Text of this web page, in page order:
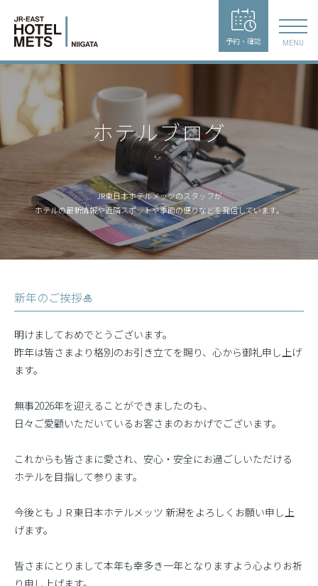
予約・確認 MENU
ホテルブログ
JR東日本ホテルメッツのスタッフが
ホテルの最新情報や近隣スポットや季節の便りなどを発信しています。
新年のご挨拶🎍
明けましておめでとうございます。
昨年は皆さまより格別のお引き立てを賜り、心から御礼申し上げ
ます。
無事2026年を迎えることができましたのも、
日々ご愛顧いただいているお客さまのおかげでございます。
これからも皆さまに愛され、安心・安全にお過ごしいただける
ホテルを目指して参ります。
今後ともＪＲ東日本ホテルメッツ 新潟をよろしくお願い申し上
げます。
皆さまにとりまして本年も幸多き一年となりますよう心よりお祈
り申し上げます。